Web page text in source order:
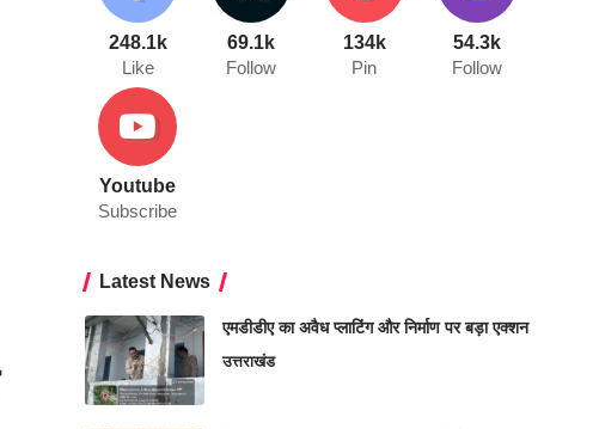
248.1k
Like
69.1k
Follow
134k
Pin
54.3k
Follow
Youtube
Subscribe
Latest News
एमडीडीए का अवैध प्लाटिंग और निर्माण पर बड़ा एक्शन
उत्तराखंड